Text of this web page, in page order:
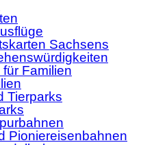
Sachsens
Familien
Tierparks
Pioniereisenbahnen